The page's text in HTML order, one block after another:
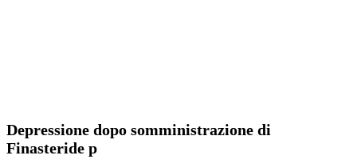
Depressione dopo somministrazione di
Finasteride p